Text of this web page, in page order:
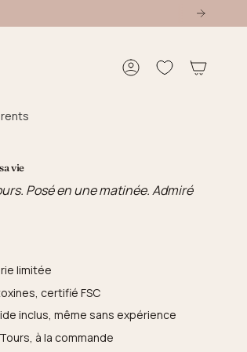
Compte
vie
Posé en une matinée. Admiré
limitée
certifié FSC
inclus, même sans expérience
à la commande